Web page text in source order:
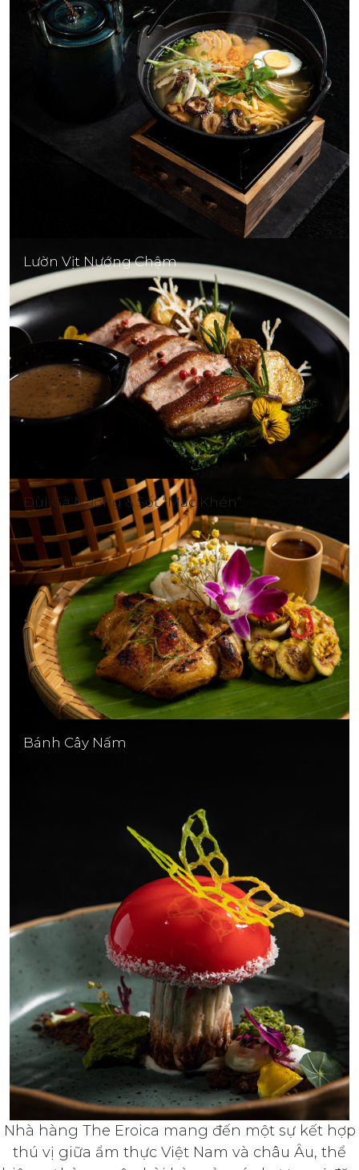
Lườn Vịt Nướng Chậm
Đùi Gà Nướng & Sốt “Mắc Khén“
Bánh Cây Nấm
Nhà hàng The Eroica mang đến một sự kết hợp
thú vị giữa ẩm thực Việt Nam và châu Âu, thể